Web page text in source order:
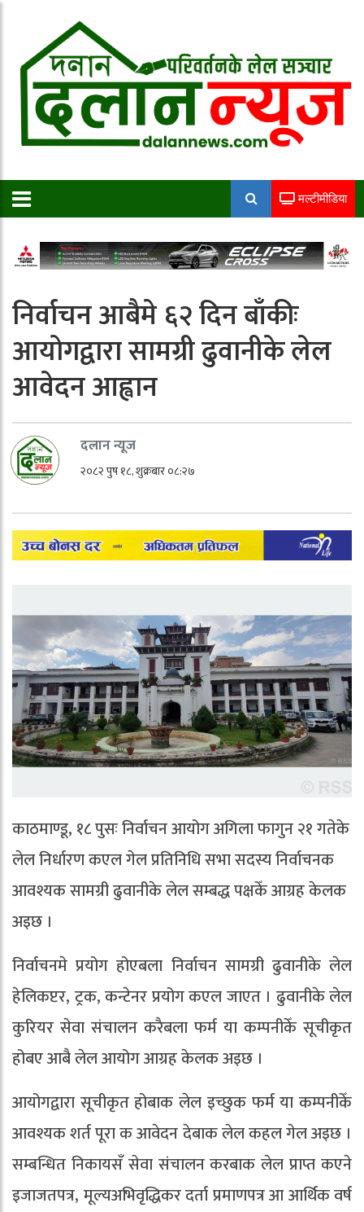
मल्टीमीडिया
निर्वाचन आबैमे ६२ दिन बाँकीः
आयोगद्वारा सामग्री ढुवानीके लेल
आवेदन आह्वान
दलान न्यूज
२०८२ पुष १८, शुक्रबार ०८:२७
काठमाण्डू, १८ पुसः निर्वाचन आयोग अगिला फागुन २१ गतेके
लेल निर्धारण कएल गेल प्रतिनिधि सभा सदस्य निर्वाचनक
आवश्यक सामग्री ढुवानीके लेल सम्बद्ध पक्षकेँ आग्रह केलक
अइछ ।
निर्वाचनमे प्रयोग होएबला निर्वाचन सामग्री ढुवानीके लेल
हेलिकप्टर, ट्रक, कन्टेनर प्रयोग कएल जाएत । ढुवानीके लेल
कुरियर सेवा संचालन करैबला फर्म या कम्पनीकेँ सूचीकृत
होबए आबै लेल आयोग आग्रह केलक अइछ ।
आयोगद्वारा सूचीकृत होबाक लेल इच्छुक फर्म या कम्पनीकेँ
आवश्यक शर्त पूरा क आवेदन देबाक लेल कहल गेल अइछ ।
सम्बन्धित निकायसँ सेवा संचालन करबाक लेल प्राप्त कएने
इजाजतपत्र, मूल्यअभिवृद्धिकर दर्ता प्रमाणपत्र आ आर्थिक वर्ष